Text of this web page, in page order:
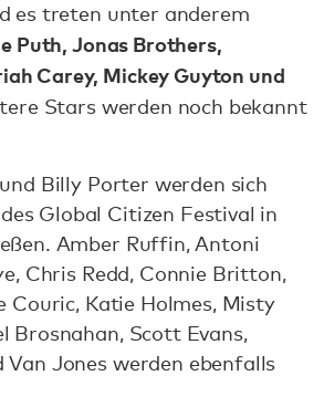
es treten unter anderem
Puth, Jonas Brothers,
Carey, Mickey Guyton und
Stars werden noch bekannt
Billy Porter werden sich
Global Citizen Festival in
Amber Ruffin, Antoni
Chris Redd, Connie Britton,
Couric, Katie Holmes, Misty
Brosnahan, Scott Evans,
Van Jones werden ebenfalls